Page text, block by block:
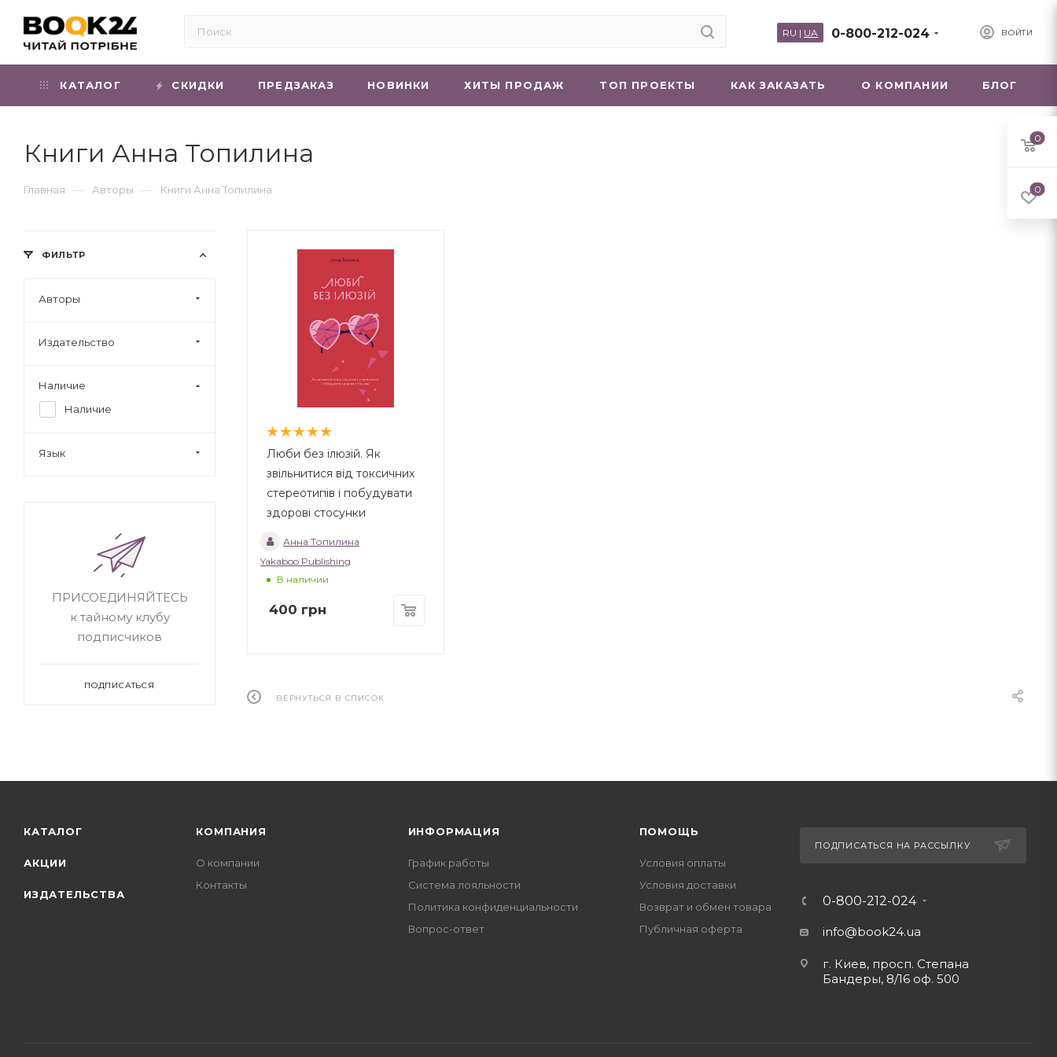
ВОЙТИ
0-800-212-024
RU | UA
КАТАЛОГ СКИДКИ ПРЕДЗАКАЗ НОВИНКИ ХИТЫ ПРОДАЖ ТОП ПРОЕКТЫ КАК ЗАКАЗАТЬ О КОМПАНИИ БЛОГ
Книги Анна Топилина
Главная — Авторы — Книги Анна Топилина
Люби без ілюзій. Як
звільнитися від токсичних
стереотипів і побудувати
здорові стосунки
Анна Топилина
Yakaboo Publishing
В наличии
400 грн
ВЕРНУТЬСЯ В СПИСОК
ФИЛЬТР
Авторы
Издательство
Наличие
Наличие
Язык
ПРИСОЕДИНЯЙТЕСЬ
к тайному клубу
подписчиков
ПОДПИСАТЬСЯ
КАТАЛОГ
АКЦИИ
ИЗДАТЕЛЬСТВА
КОМПАНИЯ
О компании
Контакты
ИНФОРМАЦИЯ
График работы
Система лояльности
Политика конфиденциальности
Вопрос-ответ
ПОМОЩЬ
Условия оплаты
Условия доставки
Возврат и обмен товара
Публичная оферта
ПОДПИСАТЬСЯ НА РАССЫЛКУ
0-800-212-024
info@book24.ua
г. Киев, просп. Степана
Бандеры, 8/16 оф. 500
0
0